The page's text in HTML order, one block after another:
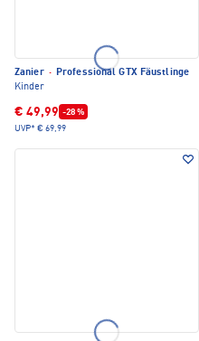
Zanier · Professional GTX Fäustlinge
Kinder
€ 49,99 -28 %
UVP* € 69,99